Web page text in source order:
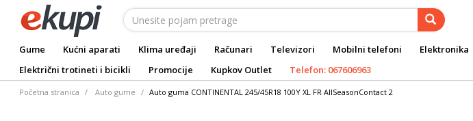
Gume Kućni aparati Klima uređaji Računari Televizori Mobilni telefoni Elektronika
Električni trotineti i bicikli
Promocije Kupkov Outlet Telefon: 067606963
Početna stranica Auto gume Auto guma CONTINENTAL 245/45R18 100Y XL FR AllSeasonContact 2